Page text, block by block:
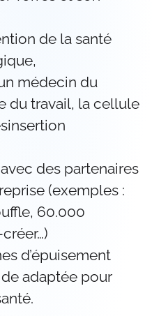
de la santé
médecin du
du travail, la cellule
des partenaires
(exemples :
60.000
d’épuisement
adaptée pour